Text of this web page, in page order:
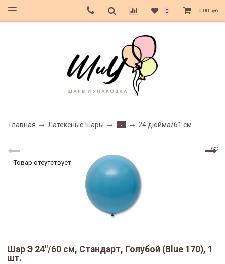
0 0.00 руб
Главная Латексные шары - 24 дюйма/61 см
Товар отсутствует
Шар Э 24"/60 см, Стандарт, Голубой (Blue 170), 1
шт.